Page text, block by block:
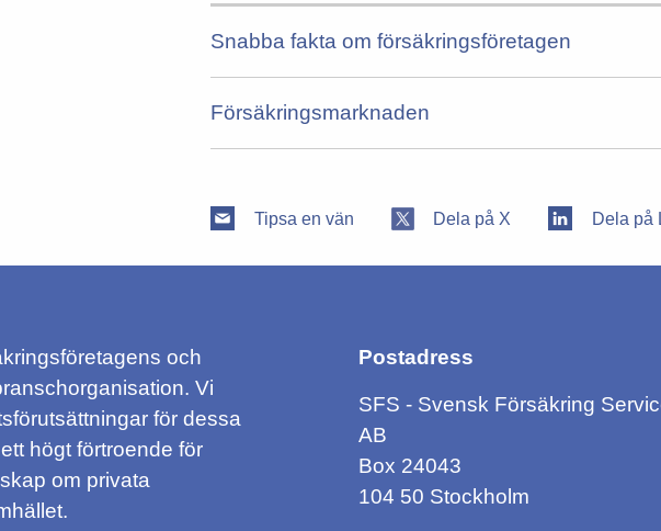
Snabba fakta om försäkringsföretagen
Försäkringsmarknaden
Tipsa en vän Dela på X Dela på
och
Vi
för dessa
högt förtroende för
om privata
Postadress
SFS - Svensk Försäkring
AB
Box 24043
104 50 Stockholm